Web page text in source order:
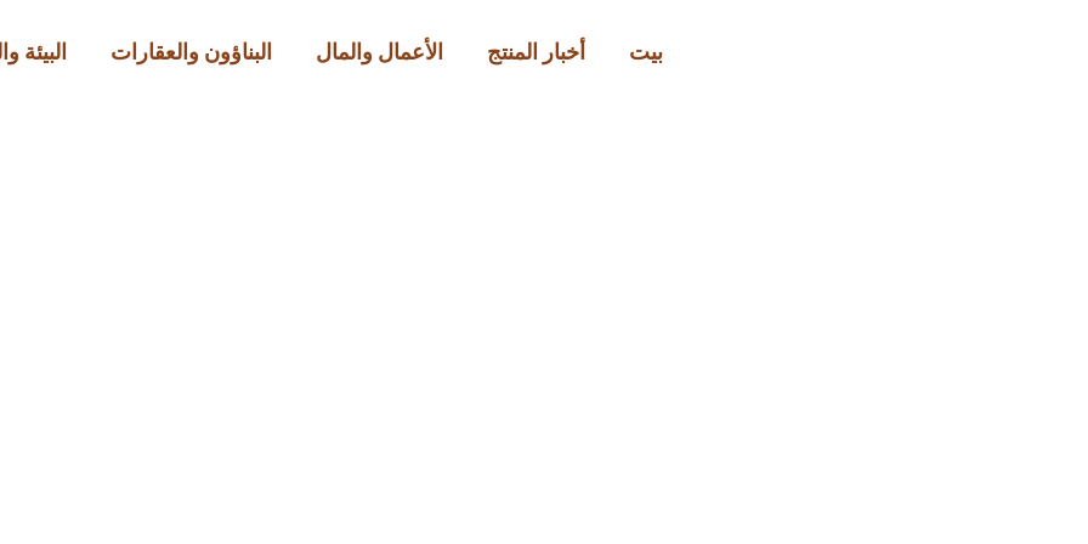
بيت أخبار المنتج الأعمال والمال البناؤون والعقارات البيئة